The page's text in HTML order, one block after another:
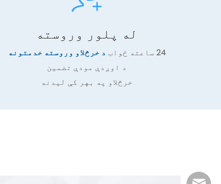
له پلور وروسته
24 ساعته ځواب
د خرڅلاو وروسته خدمتونه
د اوږدې مودې تضمین
خرڅلاو په بهر کې لیدنه